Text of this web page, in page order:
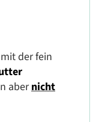
der fein
abernicht